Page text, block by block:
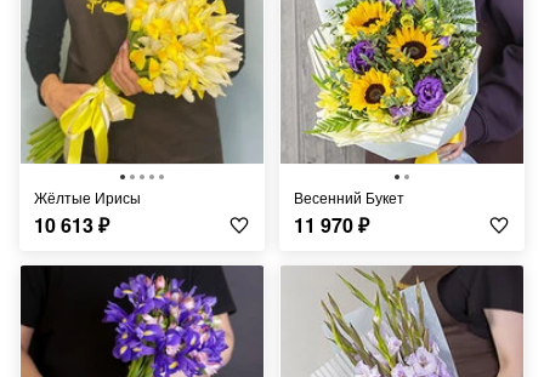
Жёлтые Ирисы
10 613₽
Весенний Букет
11 970₽